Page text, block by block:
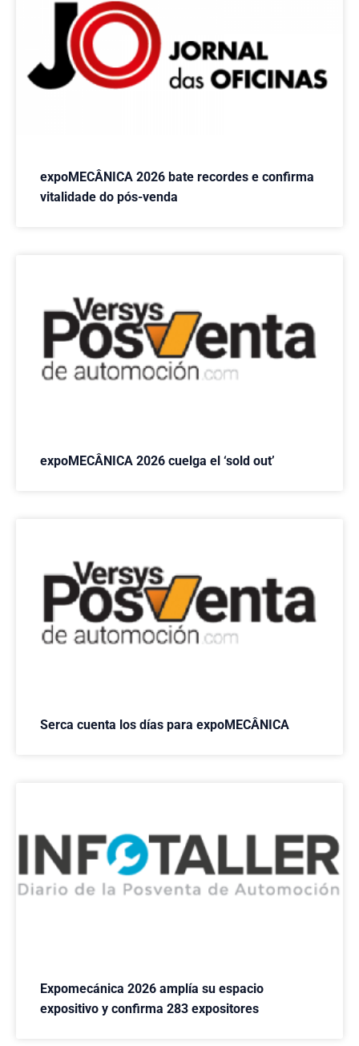
expoMECÂNICA 2026 bate recordes e confirma
vitalidade do pós-venda
expoMECÂNICA 2026 cuelga el ‘sold out’
Serca cuenta los días para expoMECÂNICA
Expomecánica 2026 amplía su espacio
expositivo y confirma 283 expositores